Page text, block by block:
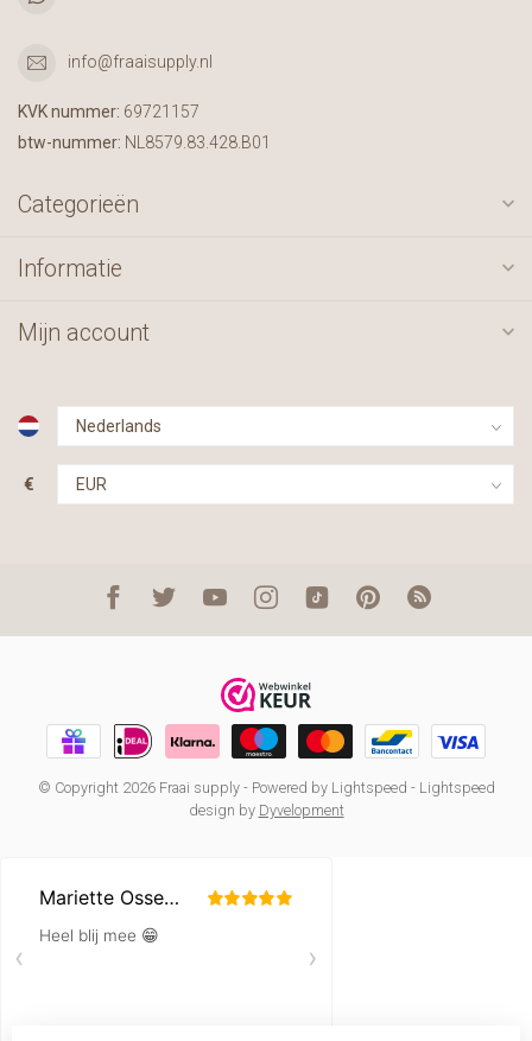
info@fraaisupply.nl
KVK nummer: 69721157
btw-nummer: NL8579.83.428.B01
Categorieën
Informatie
Mijn account
€
© Copyright 2026 Fraai supply- Powered by Lightspeed - Lightspeed
design by Dyvelopment